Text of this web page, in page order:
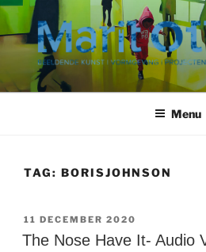
Ga
naar
de
Menu
TAG: BORISJOHNSON
GEPLAATST
OP
11 DECEMBER 2020
The Nose Have It- Audio